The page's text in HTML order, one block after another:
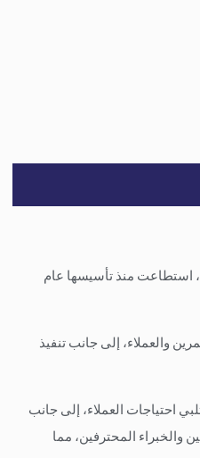
استطاعت منذ تأسيسها عام
والعملاء، إلى جانب تنفيذ
احتياجات العملاء، إلى جانب
والخبراء المحترفين، مما